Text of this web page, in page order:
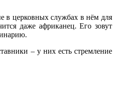
в церковных службах в нём для
даже африканец. Его зовут
– у них есть стремление